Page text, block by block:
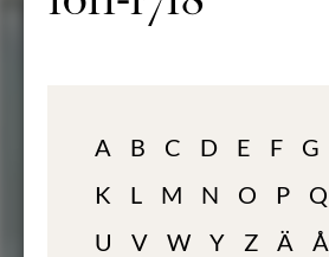
A B C D E F G
K
L M N O P Q
U
V W Y Z Ä Å